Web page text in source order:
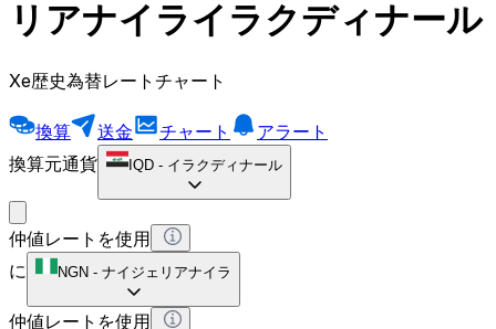
リアナイライラクディナール
Xe歴史為替レートチャート
換算 送金 チャート
アラート
換算元通貨
IQD - イラクディナール
仲値レートを使用
に
NGN - ナイジェリアナイラ
仲値レートを使用